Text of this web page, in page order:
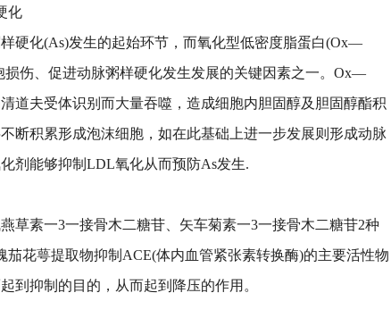
化
硬化(As)发生的起始环节，而氧化型低密度脂蛋白(Ox—
伤、促进动脉粥样硬化发生发展的关键因素之一。Ox—
道夫受体识别而大量吞噬，造成细胞内胆固醇及胆固醇酯积
断积累形成泡沫细胞，如在此基础上进一步发展则形成动脉
剂能够抑制LDL氧化从而预防As发生.
草素一3一接骨木二糖苷、矢车菊素一3一接骨木二糖苷2种
茄花萼提取物抑制ACE(体内血管紧张素转换酶)的主要活性物
到抑制的目的，从而起到降压的作用。